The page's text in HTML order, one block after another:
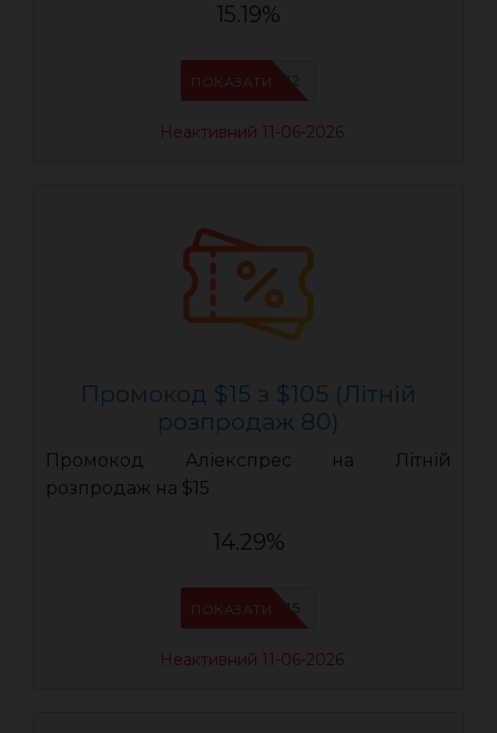
15.19%
LR12
ПОКАЗАТИ
Неактивний 11-06-2026
Промокод $15 з $105 (Літній
розпродаж 80)
Промокод Аліекспрес на Літній
розпродаж на $15
14.29%
LR15
ПОКАЗАТИ
Неактивний 11-06-2026